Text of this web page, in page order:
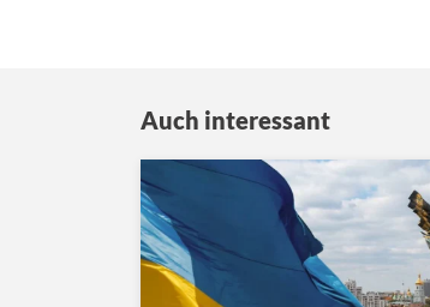
Auch interessant